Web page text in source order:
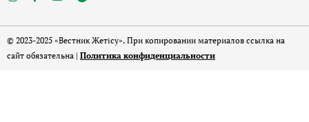
© 2023-2025 «Вестник Жетісу». При копировании материалов ссылка на
сайт обязательна | Политика конфиденциальности